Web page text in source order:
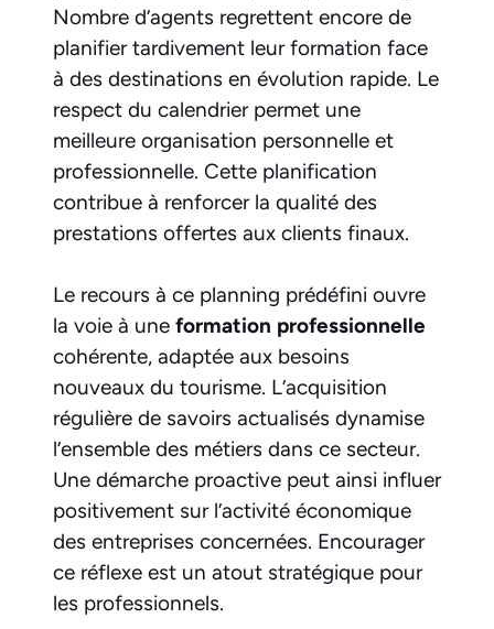
Nombre d’agents regrettent encore de
planifier tardivement leur formation face
à des destinations en évolution rapide. Le
respect du calendrier permet une
meilleure organisation personnelle et
professionnelle. Cette planification
contribue à renforcer la qualité des
prestations offertes aux clients finaux.
Le recours à ce planning prédéfini ouvre
la voie à une formation professionnelle
cohérente, adaptée aux besoins
nouveaux du tourisme. L’acquisition
régulière de savoirs actualisés dynamise
l’ensemble des métiers dans ce secteur.
Une démarche proactive peut ainsi influer
positivement sur l’activité économique
des entreprises concernées. Encourager
ce réflexe est un atout stratégique pour
les professionnels.